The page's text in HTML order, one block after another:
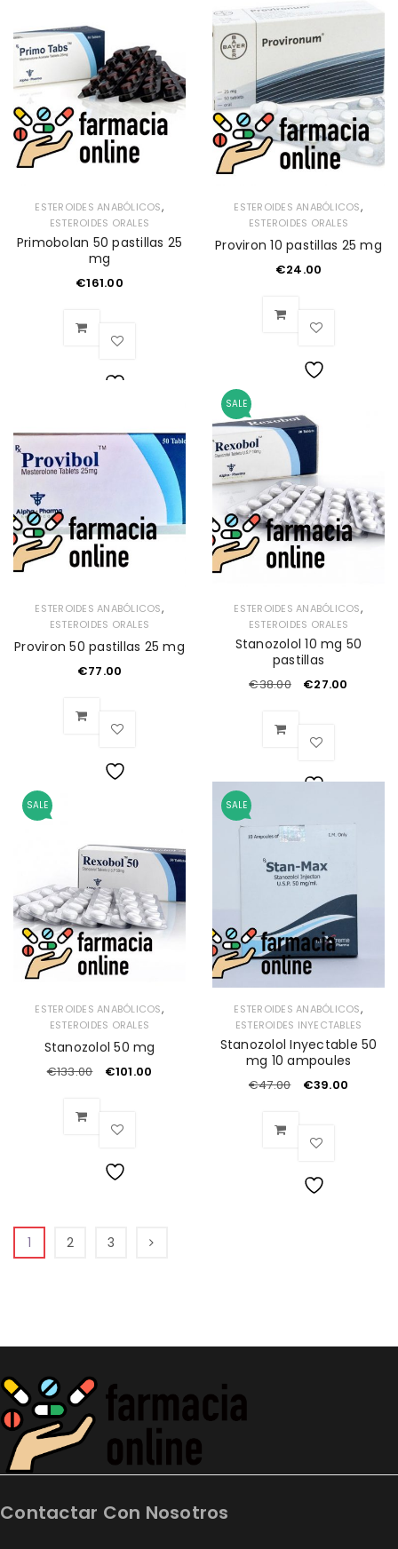
de
deseos
de
deseos
ESTEROIDES ANABÓLICOS,
ESTEROIDES ORALES
Primobolan 50 pastillas 25
mg
€161.00
ESTEROIDES ANABÓLICOS,
ESTEROIDES ORALES
Proviron 10 pastillas 25 mg
€24.00
de
deseos
ESTEROIDES ANABÓLICOS,
ESTEROIDES ORALES
Proviron 50 pastillas 25 mg
€77.00
deseos
SALE
ESTEROIDES ANABÓLICOS,
ESTEROIDES ORALES
Stanozolol 10 mg 50
pastillas
€38.00 €27.00
deseos
SALE
ESTEROIDES ANABÓLICOS,
ESTEROIDES ORALES
Stanozolol 50 mg
€133.00 €101.00
de
SALE
ESTEROIDES ANABÓLICOS,
ESTEROIDES INYECTABLES
Stanozolol Inyectable 50
mg 10 ampoules
€47.00 €39.00
1 2 3
Contactar Con Nosotros